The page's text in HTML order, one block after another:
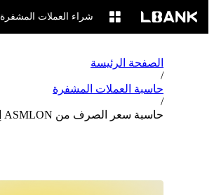
شراء العملات المشفرة
الصفحة الرئيسة
/
حاسبة العملات المشفرة
/
حاسبة سعر الصرف من ASMLON إلى CAD